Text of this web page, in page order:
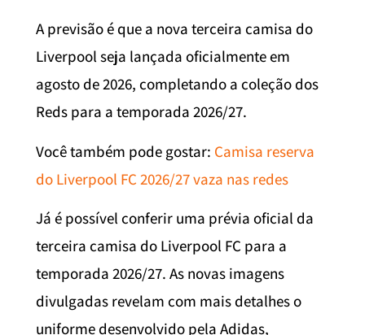
A previsão é que a nova terceira camisa do
Liverpool seja lançada oficialmente em
agosto de 2026, completando a coleção dos
Reds para a temporada 2026/27.
Você também pode gostar: Camisa reserva
do Liverpool FC 2026/27 vaza nas redes
Já é possível conferir uma prévia oficial da
terceira camisa do Liverpool FC para a
temporada 2026/27. As novas imagens
divulgadas revelam com mais detalhes o
uniforme desenvolvido pela Adidas,